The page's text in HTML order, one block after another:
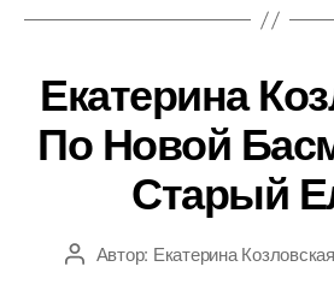
Екатерина
По Новой
Старый
АвторАвтор: Екатерина Козловская